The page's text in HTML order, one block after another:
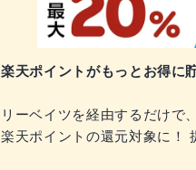
楽天ポイントがもっとお得に
リーベイツを経由するだけで
楽天ポイントの還元対象に！